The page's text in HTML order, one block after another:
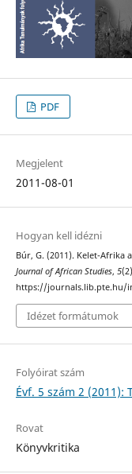
PDF
Megjelent
2011-08-01
Hogyan kell idézni
Búr, G. (2011). Kelet-Afrika
Journal of African Studies, 5
https://journals.lib.pte.hu/
Idézet formátumok
Folyóirat szám
Évf. 5 szám 2 (2011):
Rovat
Könyvkritika